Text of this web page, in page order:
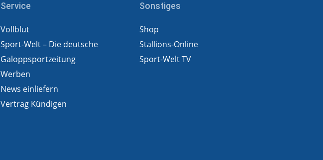
Service
Vollblut
Sport-Welt – Die deutsche
Galoppsportzeitung
Werben
News einliefern
Vertrag Kündigen
Sonstiges
Shop
Stallions-Online
Sport-Welt TV